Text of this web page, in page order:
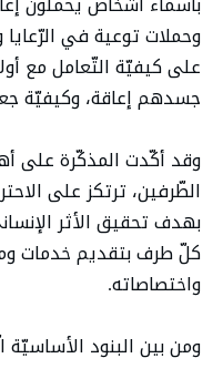
وحملات توعية في الرّعايا
على كيفيّة التّعامل مع
جسدهم إعاقة، وكيفيّة
وقد أكّدت المذكّرة على
الطّرفين، ترتكز على
بهدف تحقيق الأثر
كلّ طرف بتقديم خدمات
واختصاصاته.
ومن بين البنود